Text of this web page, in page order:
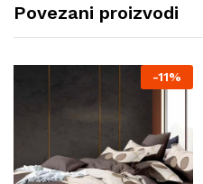
Povezani proizvodi
-11%